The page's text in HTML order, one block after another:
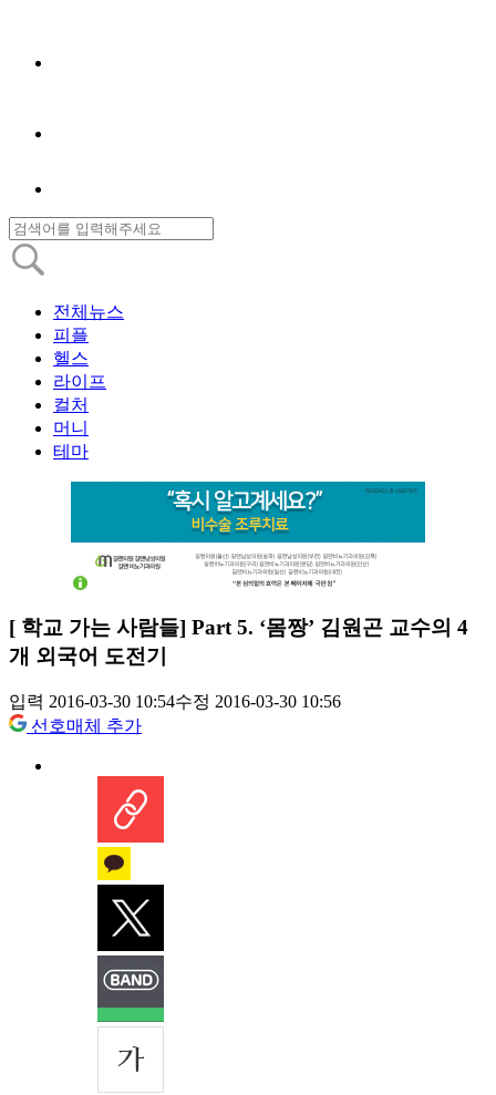
전체뉴스
피플
헬스
라이프
컬처
머니
테마
[ 학교 가는 사람들] Part 5. ‘몸짱’ 김원곤 교수의 4
개 외국어 도전기
입력 2016-03-30 10:54수정 2016-03-30 10:56
선호매체 추가